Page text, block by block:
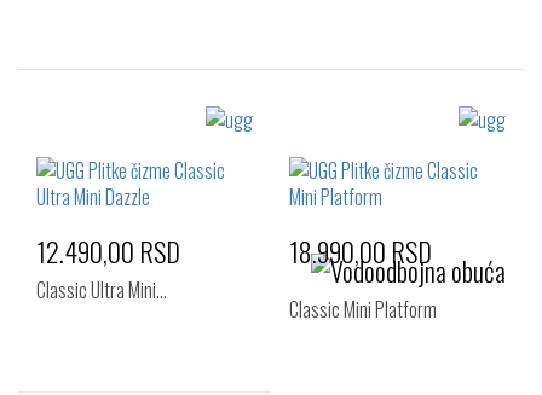
Izaberi željeni broj: Izaberi željeni broj:
12.490,00 RSD
Classic Ultra Mini…
18.990,00 RSD
Classic Mini Platform